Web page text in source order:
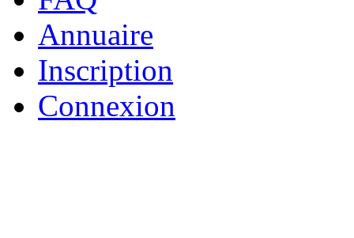
Annuaire
Inscription
Connexion